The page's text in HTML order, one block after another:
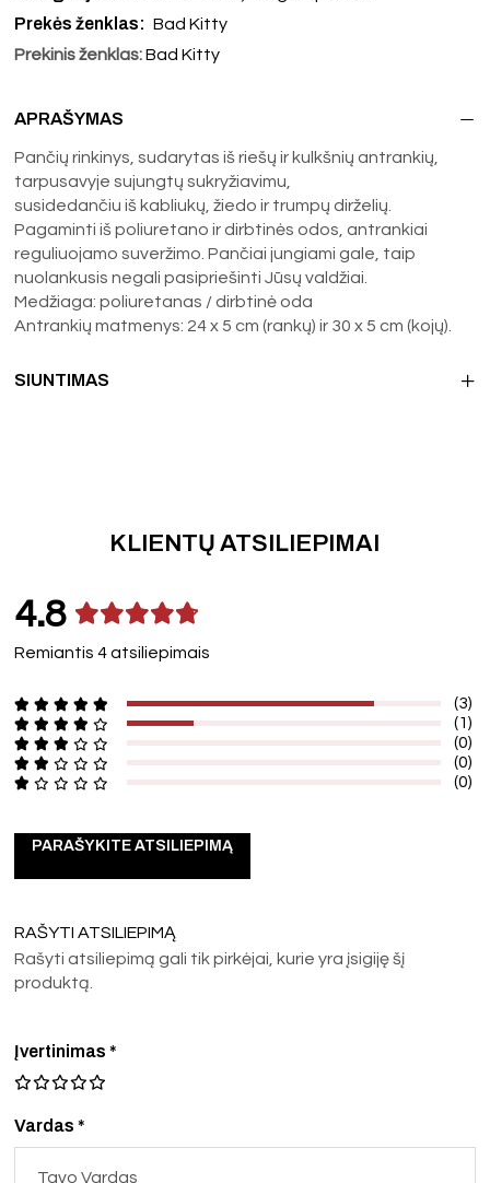
Prekės ženklas: Bad Kitty
Prekinis ženklas: Bad Kitty
APRAŠYMAS
Pančių rinkinys, sudarytas iš riešų ir kulkšnių antrankių,
tarpusavyje sujungtų sukryžiavimu,
susidedančiu iš kabliukų, žiedo ir trumpų dirželių.
Pagaminti iš poliuretano ir dirbtinės odos, antrankiai
reguliuojamo suveržimo. Pančiai jungiami gale, taip
nuolankusis negali pasipriešinti Jūsų valdžiai.
Medžiaga: poliuretanas / dirbtinė oda
Antrankių matmenys: 24 x 5 cm (rankų) ir 30 x 5 cm (kojų).
SIUNTIMAS
KLIENTŲ ATSILIEPIMAI
4.8
Remiantis 4 atsiliepimais
(3)
(1)
(0)
(0)
(0)
PARAŠYKITE ATSILIEPIMĄ
RAŠYTI ATSILIEPIMĄ
Rašyti atsiliepimą gali tik pirkėjai, kurie yra įsigiję šį
produktą.
Vardas *
Įvertinimas*